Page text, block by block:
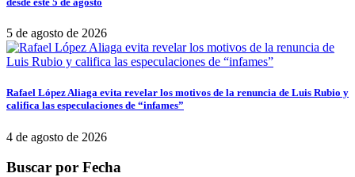
5 de agosto de 2026
Rafael López Aliaga evita revelar los motivos de la renuncia de Luis Rubio y
califica las especulaciones de “infames”
4 de agosto de 2026
Buscar por Fecha